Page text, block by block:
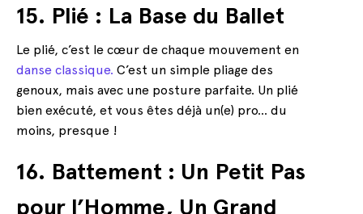
15. Plié : La Base du Ballet
Le plié, c’est le cœur de chaque mouvement en
danse classique. C’est un simple pliage des
genoux, mais avec une posture parfaite. Un plié
bien exécuté, et vous êtes déjà un(e) pro… du
moins, presque !
16. Battement : Un Petit Pas
pour l’Homme, Un Grand